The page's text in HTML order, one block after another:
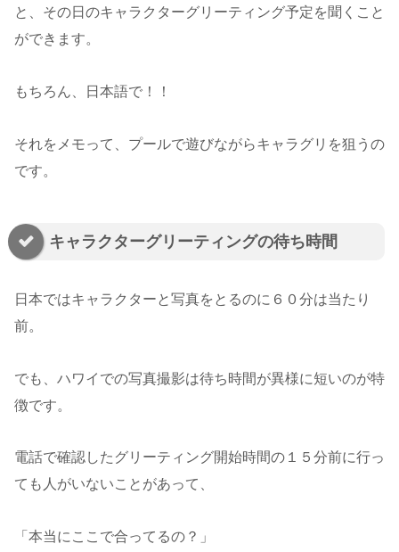
と、その日のキャラクターグリーティング予定を聞くこと
ができます。
もちろん、日本語で！！
それをメモって、プールで遊びながらキャラグリを狙うの
です。
キャラクターグリーティングの待ち時間
日本ではキャラクターと写真をとるのに６０分は当たり
前。
でも、ハワイでの写真撮影は待ち時間が異様に短いのが特
徴です。
電話で確認したグリーティング開始時間の１５分前に行っ
ても人がいないことがあって、
「本当にここで合ってるの？」